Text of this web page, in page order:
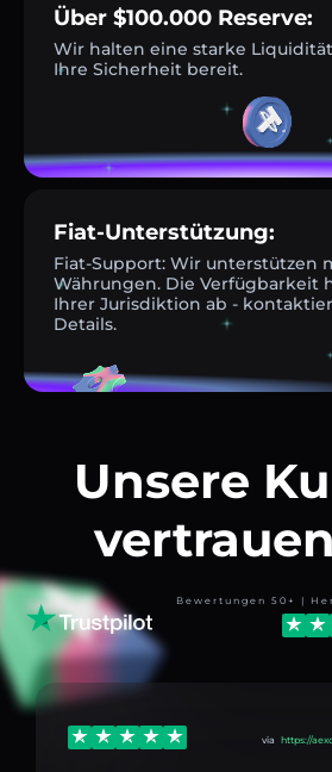
Über $100.000 Reserve:
Wir halten eine starke
Ihre Sicherheit bereit.
Fiat-Unterstützung:
Fiat-Support: Wir unterstützen
Währungen. Die Verfügbarkeit
Ihrer Jurisdiktion ab -
Details.
Unsere
Bewertungen 50+ |
via https://